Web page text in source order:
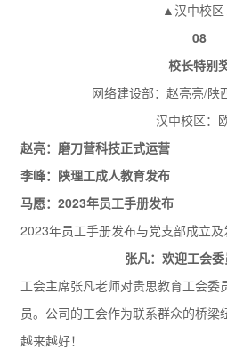
▲汉中校
08
校长特别
网络建设部：赵亮亮/陕
汉中校区：
赵亮：磨刀营科技正式运营
李峰：陕理工成人教育发布
马愿：2023年员工手册发布
2023年员工手册发布与党支部成立及
张凡：欢迎工会
工会主席张凡老师对贵思教育工会委
员。公司的工会作为联系群众的桥
越来越好！